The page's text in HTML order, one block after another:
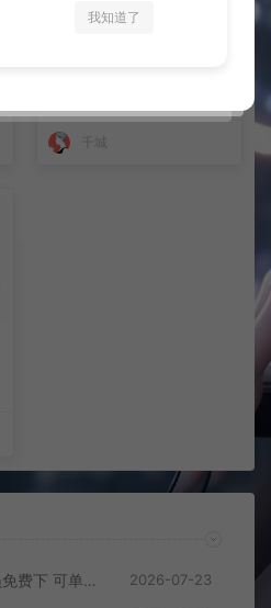
整理市面上千款素材 会员免费下 可单独买-5个多G 2026-07-23
我知道了